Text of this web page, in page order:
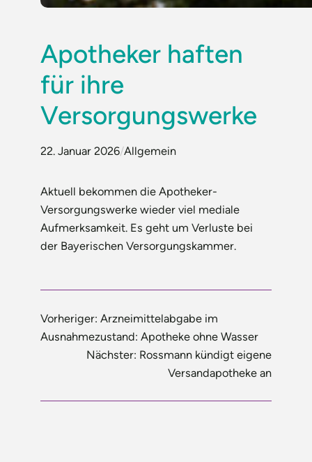
Apotheker haften
für ihre
Versorgungswerke
22. Januar 2026/Allgemein
Aktuell bekommen die Apotheker-
Versorgungswerke wieder viel mediale
Aufmerksamkeit. Es geht um Verluste bei
der Bayerischen Versorgungskammer.
Vorheriger: Arzneimittelabgabe im
Ausnahmezustand: Apotheke ohne Wasser
Nächster: Rossmann kündigt eigene
Versandapotheke an